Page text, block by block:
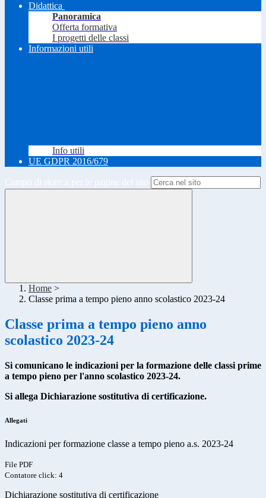
Didattica
Panoramica
Offerta formativa
I progetti delle classi
Informazioni utili
Info utili
UE GDPR 2016/679
Home >
Classe prima a tempo pieno anno scolastico 2023-24
Classe prima a tempo pieno anno
scolastico 2023-24
Si comunicano le indicazioni per la formazione delle classi prime
a tempo pieno per l'anno scolastico 2023-24.
Si allega Dichiarazione sostitutiva di certificazione.
Allegati
Indicazioni per formazione classe a tempo pieno a.s. 2023-24
File PDF
Contatore click: 4
Dichiarazione sostitutiva di certificazione